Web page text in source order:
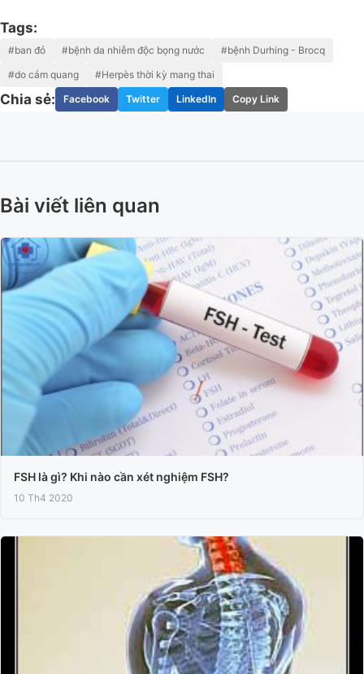
Tags:
#ban đỏ #bệnh da nhiễm độc bọng nước
#bệnh Durhing - Brocq
#do cảm quang
#Herpès thời kỳ mang thai
Chia sẻ: Facebook Twitter LinkedIn Copy Link
Bài viết liên quan
FSH là gì? Khi nào cần xét nghiệm FSH?
10 Th4 2020